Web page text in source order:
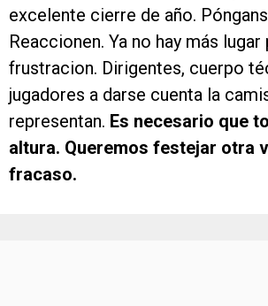
excelente cierre de año.
Reaccionen. Ya no hay más
frustracion. Dirigentes, cuerpo
jugadores a darse cuenta la
representan. Es necesario que
altura. Queremos festejar otra
fracaso.